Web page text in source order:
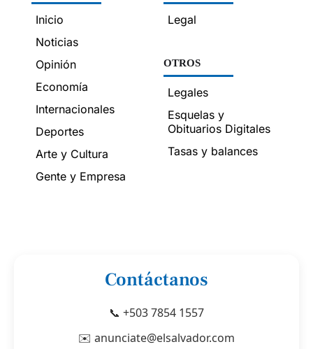
Inicio
Noticias
Opinión
Economía
Internacionales
Deportes
Arte y Cultura
Gente y Empresa
Legal
OTROS
Legales
Esquelas y
Obituarios Digitales
Tasas y balances
Contáctanos
📞 +503 7854 1557
✉️ anunciate@elsalvador.com